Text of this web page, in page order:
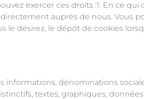
exercer ces droits :1. En ce
auprès de nous. Vous
le désirez, le dépôt de cookies
dénominations
textes, graphiques,